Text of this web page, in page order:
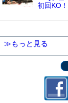
初回KO
≫もっと見る